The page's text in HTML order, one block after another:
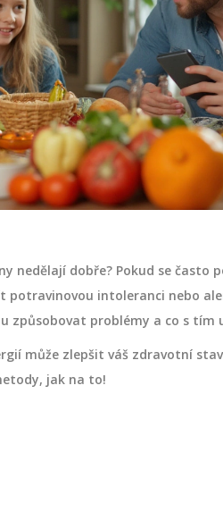
nedělají dobře? Pokud se často
intoleranci nebo
způsobovat problémy a co s tím
může zlepšit váš zdravotní
jak na to!